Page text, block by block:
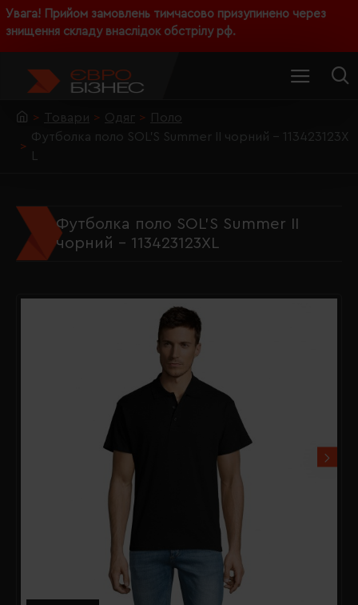
Увага! Прийом замовлень тимчасово призупинено через
знищення складу внаслідок обстрілу рф.
Товари Одяг
Поло
Футболка поло SOL'S Summer II чорний - 113423123X
Футболка поло SOL'S Summer II
чорний - 113423123XL